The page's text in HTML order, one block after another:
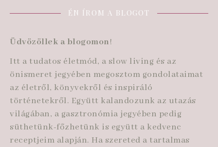
ÉN ÍROM A BLOGOT
Üdvözöllek a blogomon!
Itt a tudatos életmód, a slow living és az
önismeret jegyében megosztom gondolataimat
az életről, könyvekről és inspiráló
történetekről. Együtt kalandozunk az utazás
világában, a gasztronómia jegyében pedig
süthetünk-főzhetünk is együtt a kedvenc
receptjeim alapján. Ha szereted a tartalmas